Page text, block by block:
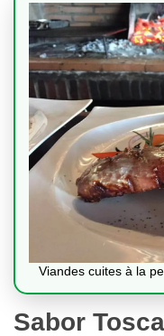
Viandes cuites à la
Sabor